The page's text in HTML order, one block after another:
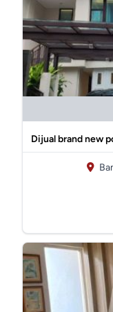
Dijual brand new